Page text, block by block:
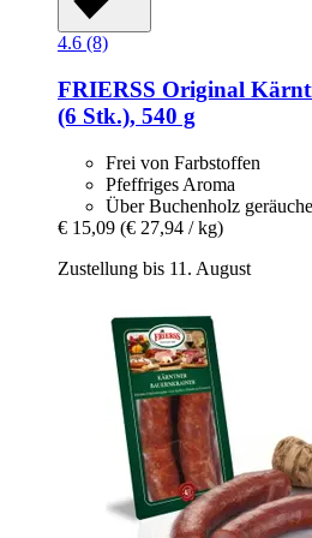
4.6 (8)
FRIERSS Original
(6 Stk.), 540 g
Frei von Farbstoffen
Pfeffriges Aroma
Über Buchenholz
€ 15,09 (€ 27,94 / kg)
Zustellung bis 11. August